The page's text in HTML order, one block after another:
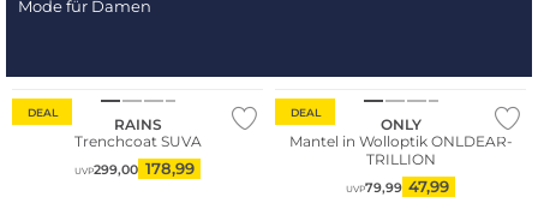
Mode für Damen
DEAL
RAINS
Trenchcoat SUVA
UVP299,00 178,99
DEAL
ONLY
Mantel in Wolloptik ONLDEAR-
TRILLION
UVP79,99 47,99